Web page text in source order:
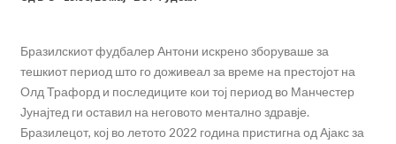
Бразилскиот фудбалер Антони искрено зборуваше за
тешкиот период што го доживеал за време на престојот на
Олд Трафорд и последиците кои тој период во Манчестер
Јунајтед ги оставил на неговото ментално здравје.
Бразилецот, кој во летото 2022 година пристигна од Ајакс за